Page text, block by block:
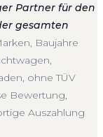
Partner für den
gesamten
Baujahre
ohne TÜV
Bewertung,
Auszahlung